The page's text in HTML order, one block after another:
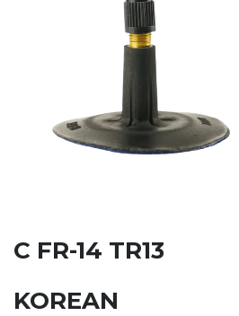
C FR-14 TR13
KOREAN